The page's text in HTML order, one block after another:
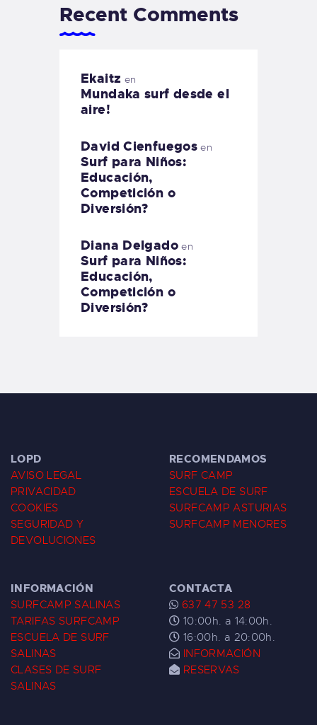
Recent Comments
Ekaitz en
Mundaka surf desde el
aire!
David Cienfuegos en
Surf para Niños:
Educación,
Competición o
Diversión?
Diana Delgadoen
Surf para Niños:
Educación,
Competición o
Diversión?
LOPD
AVISO LEGAL
PRIVACIDAD
COOKIES
SEGURIDAD Y
DEVOLUCIONES
RECOMENDAMOS
SURF CAMP
ESCUELA DE SURF
SURFCAMP ASTURIAS
SURFCAMP MENORES
INFORMACIÓN
SURFCAMP SALINAS
TARIFAS SURFCAMP
ESCUELA DE SURF
SALINAS
CLASES DE SURF
SALINAS
CONTACTA
637 47 53 28
10:00h. a 14:00h.
16:00h. a 20:00h.
INFORMACIÓN
RESERVAS